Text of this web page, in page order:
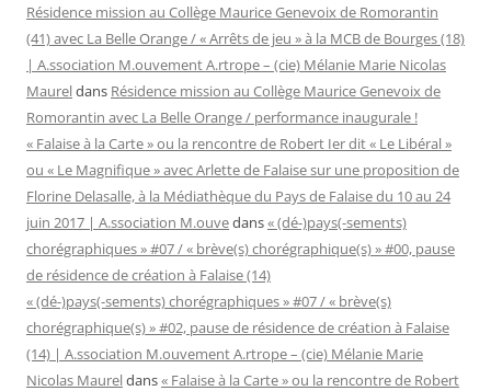
Résidence mission au Collège Maurice Genevoix de Romorantin
(41) avec La Belle Orange / « Arrêts de jeu » à la MCB de Bourges (18)
| A.ssociation M.ouvement A.rtrope – (cie) Mélanie Marie Nicolas
Maureldans Résidence mission au Collège Maurice Genevoix de
Romorantin avec La Belle Orange / performance inaugurale !
« Falaise à la Carte » ou la rencontre de Robert Ier dit « Le Libéral »
ou « Le Magnifique » avec Arlette de Falaise sur une proposition de
Florine Delasalle, à la Médiathèque du Pays de Falaise du 10 au 24
juin 2017 | A.ssociation M.ouvedans« (dé-)pays(-sements)
chorégraphiques » #07 / « brève(s) chorégraphique(s) » #00, pause
de résidence de création à Falaise (14)
« (dé-)pays(-sements) chorégraphiques » #07 / « brève(s)
chorégraphique(s) » #02, pause de résidence de création à Falaise
(14) | A.ssociation M.ouvement A.rtrope – (cie) Mélanie Marie
Nicolas Maureldans« Falaise à la Carte » ou la rencontre de Robert